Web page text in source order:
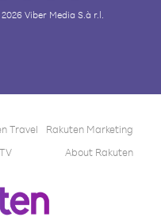
2026Viber Media S.à r.l.
Travel
Rakuten Marketing
About Rakuten